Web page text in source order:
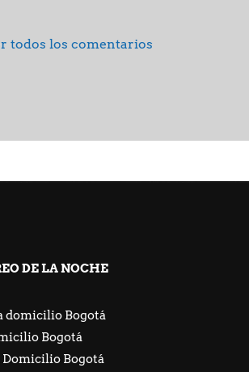
todos los comentarios
DE LA NOCHE
domicilio Bogotá
Bogotá
Domicilio Bogotá